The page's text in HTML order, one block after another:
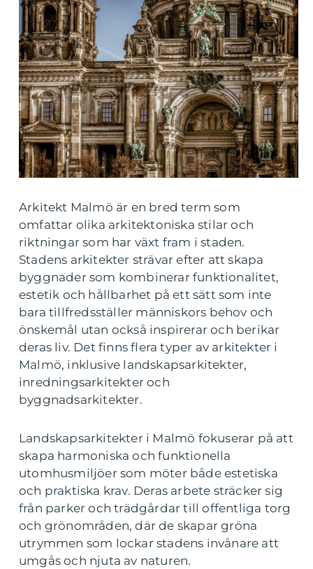
Arkitekt Malmö är en bred term som
omfattar olika arkitektoniska stilar och
riktningar som har växt fram i staden.
Stadens arkitekter strävar efter att skapa
byggnader som kombinerar funktionalitet,
estetik och hållbarhet på ett sätt som inte
bara tillfredsställer människors behov och
önskemål utan också inspirerar och berikar
deras liv. Det finns flera typer av arkitekter i
Malmö, inklusive landskapsarkitekter,
inredningsarkitekter och
byggnadsarkitekter.
Landskapsarkitekter i Malmö fokuserar på att
skapa harmoniska och funktionella
utomhusmiljöer som möter både estetiska
och praktiska krav. Deras arbete sträcker sig
från parker och trädgårdar till offentliga torg
och grönområden, där de skapar gröna
utrymmen som lockar stadens invånare att
umgås och njuta av naturen.